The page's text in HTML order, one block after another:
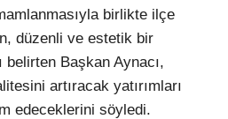
birlikte ilçe
düzenli ve estetik bir
belirten Başkan Aynacı,
artıracak yatırımları
edeceklerini söyledi.